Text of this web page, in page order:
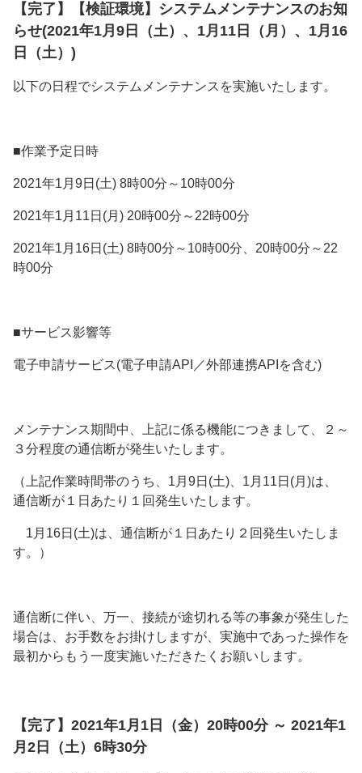
【完了】【検証環境】システムメンテナンスのお知
らせ(2021年1月9日（土）、1月11日（月）、1月16
日（土）)
以下の日程でシステムメンテナンスを実施いたします。
■作業予定日時
2021年1月9日(土) 8時00分～10時00分
2021年1月11日(月) 20時00分～22時00分
2021年1月16日(土) 8時00分～10時00分、20時00分～22
時00分
■サービス影響等
電子申請サービス(電子申請API／外部連携APIを含む)
メンテナンス期間中、上記に係る機能につきまして、２～
３分程度の通信断が発生いたします。
（上記作業時間帯のうち、1月9日(土)、1月11日(月)は、
通信断が１日あたり１回発生いたします。
1月16日(土)は、通信断が１日あたり２回発生いたしま
す。）
通信断に伴い、万一、接続が途切れる等の事象が発生した
場合は、お手数をお掛けしますが、実施中であった操作を
最初からもう一度実施いただきたくお願いします。
【完了】2021年1月1日（金）20時00分 ～ 2021年1
月2日（土）6時30分